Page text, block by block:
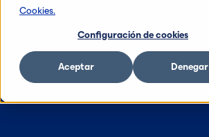
Cookies.
Configuración de cookies
Aceptar Denegar